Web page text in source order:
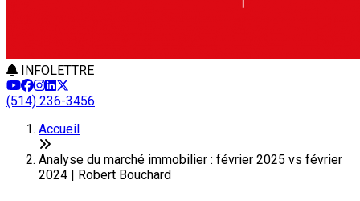
INFOLETTRE
(514) 236-3456
Accueil
Analyse du marché immobilier : février 2025 vs février
2024 | Robert Bouchard